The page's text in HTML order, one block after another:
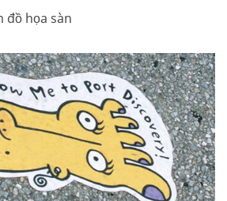
đồ họa sàn